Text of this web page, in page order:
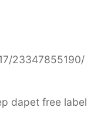
23347855190/
dapet free label